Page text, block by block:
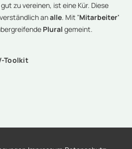
zu vereinen, ist eine Kür. Diese
analle. Mit 'Mitarbeiter'
Plural gemeint.
Toolkit